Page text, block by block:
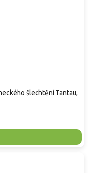
šlechtění Tantau,